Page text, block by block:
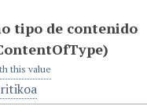
tipo de contenido
this value